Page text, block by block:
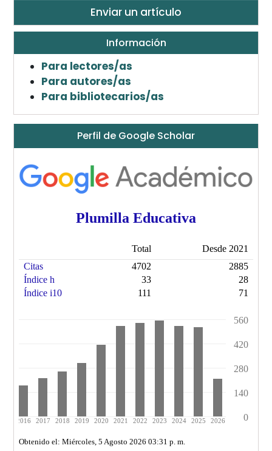
Enviar un artículo
Información
Para lectores/as
Para autores/as
Para bibliotecarios/as
Perfil de Google Scholar